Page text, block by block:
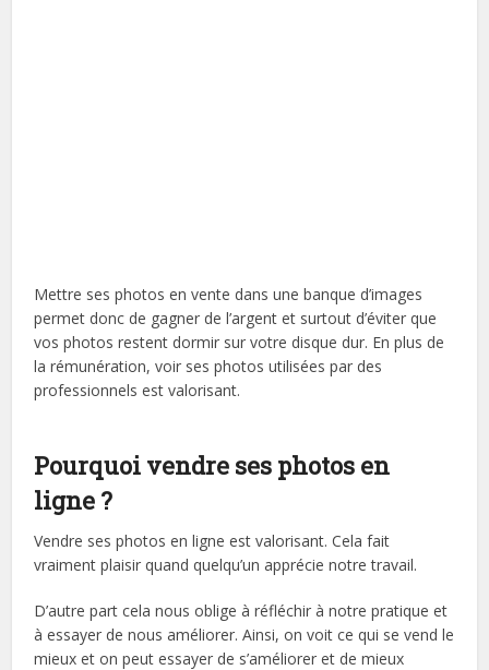
Mettre ses photos en vente dans une banque d’images
permet donc de gagner de l’argent et surtout d’éviter que
vos photos restent dormir sur votre disque dur. En plus de
la rémunération, voir ses photos utilisées par des
professionnels est valorisant.
Pourquoi vendre ses photos en
ligne ?
Vendre ses photos en ligne est valorisant. Cela fait
vraiment plaisir quand quelqu’un apprécie notre travail.
D’autre part cela nous oblige à réfléchir à notre pratique et
à essayer de nous améliorer. Ainsi, on voit ce qui se vend le
mieux et on peut essayer de s’améliorer et de mieux